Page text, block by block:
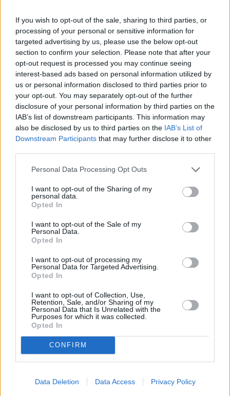
If you wish to opt-out of the sale, sharing to third parties, or
processing of your personal or sensitive information for
targeted advertising by us, please use the below opt-out
section to confirm your selection. Please note that after your
opt-out request is processed you may continue seeing
interest-based ads based on personal information utilized by
us or personal information disclosed to third parties prior to
your opt-out. You may separately opt-out of the further
disclosure of your personal information by third parties on the
IAB’s list of downstream participants. This information may
also be disclosed by us to third parties on the IAB’s List of
Downstream Participants that may further disclose it to other
Personal Data Processing Opt Outs
I want to opt-out of the Sharing of my
personal data.
Opted In
I want to opt-out of the Sale of my
Personal Data.
Opted In
I want to opt-out of processing my
Personal Data for Targeted Advertising.
Opted In
I want to opt-out of Collection, Use,
Retention, Sale, and/or Sharing of my
Personal Data that Is Unrelated with the
Purposes for which it was collected.
Opted In
CONFIRM
Data Deletion Data Access Privacy Policy
συνοδεύοντας τον πρωθυπουργό Κυριάκο
Μητσοτάκη, είπε ότι «η Ελλάδα δεν πήγε ως
απλός παρατηρητής.
Παρουσιάσαμε πρωτοβουλίες οι οποίες έχουν
κάνει αίσθηση, μεταξύ των οποίων το
εργοστάσιο ΤΝ «ΦΑΡΟΣ», ένα από τα πρώτα
επτά Ai Factories της Ευρώπης, ο
υπερυπολογιστής «ΔΑΙΔΑΛΟΣ» για τον οποίο
ολοκληρώνονται οι διαγωνιστικές διαδικασίες
και mAiGreece. Στο Παρίσι βρέθηκαν πολλοί
Παγκόσμιοι ηγέτες.
Είχε ενδιαφέρον να δούμε την οπτική τους σε
σχέση με την Τεχνητή Νοημοσύνη. Το
Ευρώπη μπορεί να είναι ανταγωνιστική, τι
γίνεται με τις ΗΠΑ. Όπως είπε και ο
αντιπρόεδρος των ΗΠΑ, η ΤΝ είναι ένα όπλο
που αν πέσει στα σωστά χέρια μπορεί να
βοηθήσει, αν πέσει σε λάθος χέρια μπορεί να
δημιουργήσει προβλήματα».
Διαβάστε επίσης: